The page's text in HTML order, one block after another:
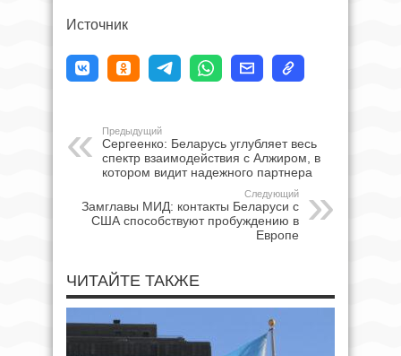
Источник
Предыдущий
Сергеенко: Беларусь углубляет весь
спектр взаимодействия с Алжиром, в
котором видит надежного партнера
Следующий
Замглавы МИД: контакты Беларуси с
США способствуют пробуждению в
Европе
ЧИТАЙТЕ ТАКЖЕ